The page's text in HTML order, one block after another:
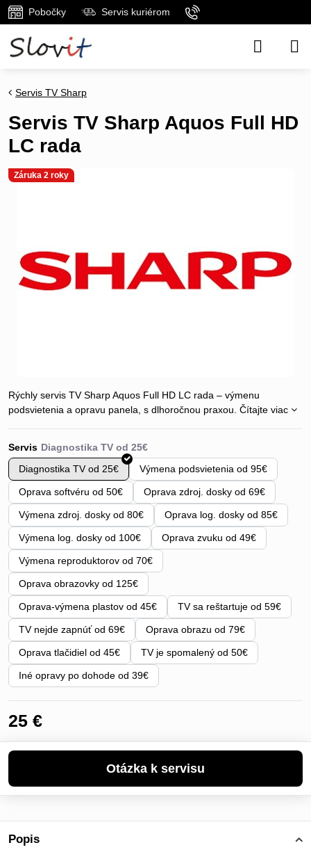
Pobočky Servis kuriérom
Záruka 2 roky
Servis TV Sharp
Servis TV Sharp Aquos Full HD
LC rada
Rýchly servis TV Sharp Aquos Full HD LC rada – výmenu
podsvietenia a opravu panela, s dlhoročnou praxou. Čítajte viac
Servis
Diagnostika TV od 25€
Výmena podsvietenia od 95€
Oprava softvéru od 50€ Oprava zdroj. dosky od 69€
Výmena zdroj. dosky od 80€ Oprava log. dosky od 85€
Výmena log. dosky od 100€ Oprava zvuku od 49€
Výmena reproduktorov od 70€
Oprava obrazovky od 125€
Oprava-výmena plastov od 45€ TV sa reštartuje od 59€
TV nejde zapnúť od 69€ Oprava obrazu od 79€
Oprava tlačidiel od 45€ TV je spomalený od 50€
Iné opravy po dohode od 39€
25 €
Popis